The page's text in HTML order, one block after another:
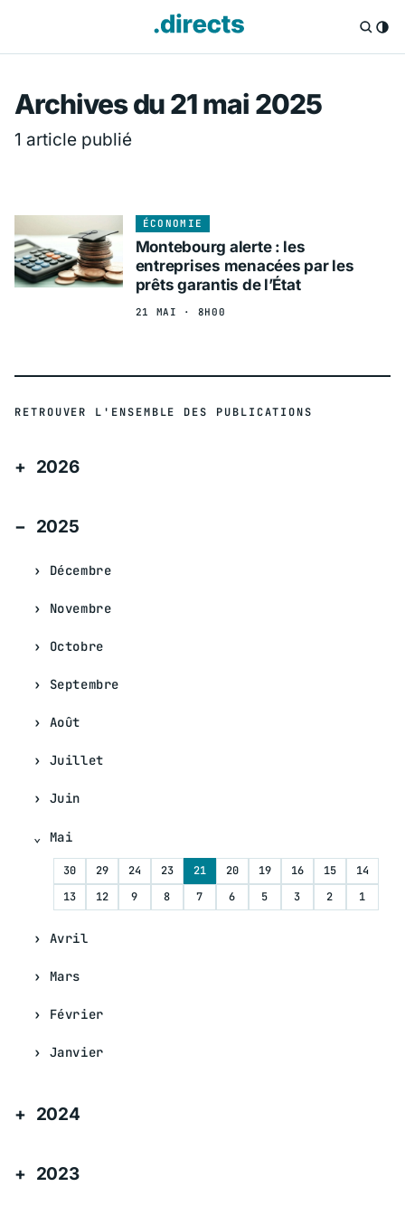
Directs.fr —
Archives du 21 mai 2025
1 article publié
ÉCONOMIE
Montebourg alerte : les
entreprises menacées par les
prêts garantis de l’État
21 MAI · 8H00
RETROUVER L'ENSEMBLE DES PUBLICATIONS
2026
2025
Décembre
Novembre
Octobre
Septembre
Août
Juillet
Juin
Mai
30 29 24 23 21 20 19 16 15
14
13
12 9 8 7 6 5 3 2 1
Avril
Mars
Février
Janvier
2024
2023